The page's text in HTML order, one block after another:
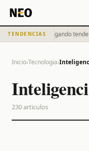
TENDENCIAS
·Cargando
Inicio›Tecnologia›
230articulos